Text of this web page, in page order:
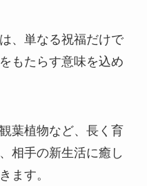
、単なる祝福だけで
もたらす意味を込め
葉植物など、長く育
相手の新生活に癒し
ます。